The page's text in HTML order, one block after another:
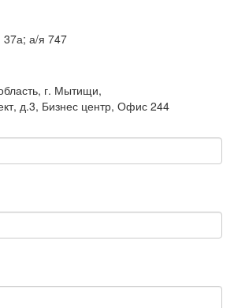
37а; а/я 747
г. Мытищи,
д.3, Бизнес центр, Офис 244